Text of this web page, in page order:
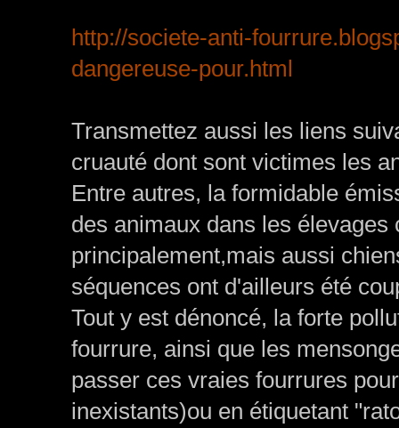
http://societe-anti-
dangereuse-pour.html
Transmettez aussi les liens
cruauté dont sont victimes les
Entre autres, la formidable
des animaux dans les
principalement,mais aussi
séquences ont d'ailleurs été
Tout y est dénoncé, la forte
fourrure, ainsi que les
passer ces vraies fourrures
inexistants)ou en étiquetant